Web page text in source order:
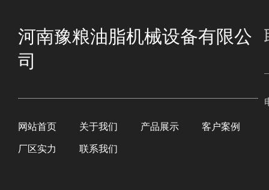
河南豫粮油脂机械设备有限公
司
网站首页 关于我们 产品展示 客户案例
厂区实力 联系我们